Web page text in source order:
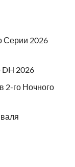
Серии 2026
DH 2026
2-го Ночного